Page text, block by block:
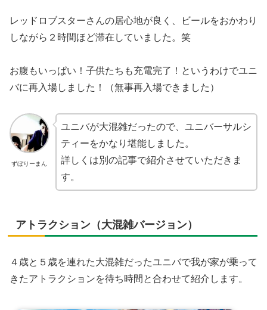
レッドロブスターさんの居心地が良く、ビールをおかわり
しながら２時間ほど滞在していました。笑
お腹もいっぱい！子供たちも充電完了！というわけでユニ
バに再入場しました！（無事再入場できました）
ずぼりーまん
ユニバが大混雑だったので、ユニバーサルシ
ティーをかなり堪能しました。
詳しくは別の記事で紹介させていただきま
す。
アトラクション（大混雑バージョン）
４歳と５歳を連れた大混雑だったユニバで我が家が乗って
きたアトラクションを待ち時間と合わせて紹介します。